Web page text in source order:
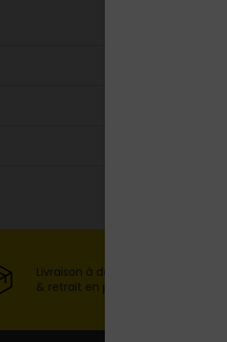
Livraison à domicile
& retrait en point de vente